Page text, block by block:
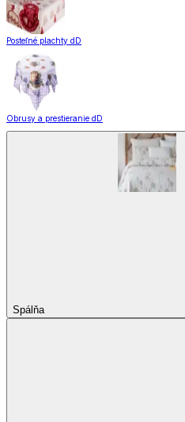
Posteľné plachty dD
Obrusy a prestieranie dD
Spálňa